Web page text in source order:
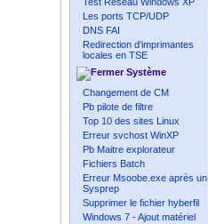
Les ports TCP/UDP
DNS FAI
Redirection d'imprimantes
locales en TSE
Système
Changement de CM
Pb pilote de filtre
Top 10 des sites Linux
Erreur svchost WinXP
Pb Maitre explorateur
Fichiers Batch
Erreur Msoobe.exe après un
Sysprep
Supprimer le fichier hyberfil
Windows 7 - Ajout matériel